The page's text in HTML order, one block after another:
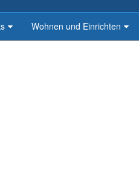
Wohnen und Einrichten